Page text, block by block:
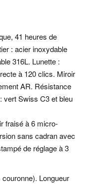
41 heures de
: acier inoxydable
316L. Lunette :
à 120 clics. Miroir
AR. Résistance
vert Swiss C3 et bleu
fraisé à 6 micro-
sans cadran avec
de réglage à 3
Longueur